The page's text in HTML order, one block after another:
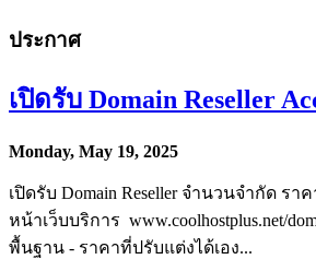
ประกาศ
เปิดรับ Domain Reseller
Monday, May 19, 2025
เปิดรับ Domain Reseller จำนวนจำกัด รา
หน้าเว็บบริการ www.coolhostplus.net/
พื้นฐาน - ราคาที่ปรับแต่งได้เอง...